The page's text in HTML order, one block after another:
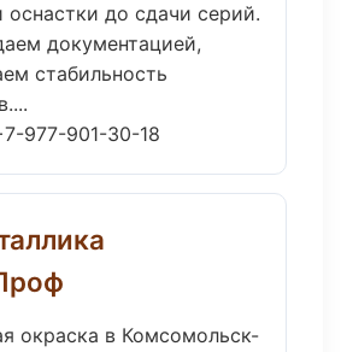
оснастки до сдачи серий.
документацией,
стабильность
977-901-30-18
окраска в Комсомольск-